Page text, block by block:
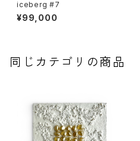
iceberg #7
¥99,000
同じカテゴリの商品